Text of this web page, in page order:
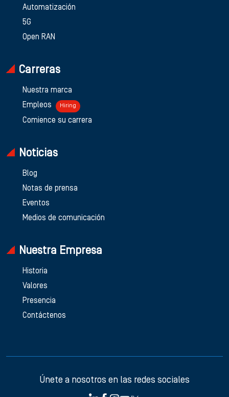
Automatización
5G
Open RAN
Carreras
Nuestra marca
Empleos Hiring
Comience su carrera
Noticias
Blog
Notas de prensa
Eventos
Medios de comunicación
Nuestra Empresa
Historia
Valores
Presencia
Contáctenos
Únete a nosotros en las redes sociales